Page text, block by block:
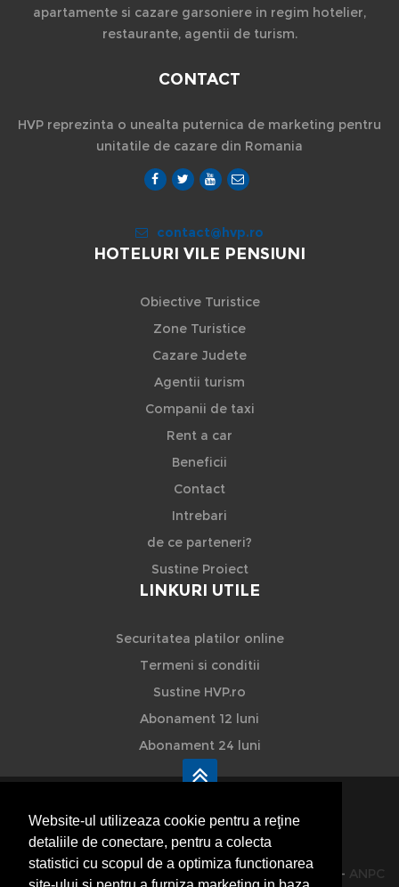
Website-ul utilizeaza cookie pentru a reţine
detaliile de conectare, pentru a colecta
statistici cu scopul de a optimiza functionarea
apartamente si cazare garsoniere in regim hotelier,
restaurante, agentii de turism.
CONTACT
HVP reprezinta o unealta puternica de marketing pentru
unitatile de cazare din Romania
contact@hvp.ro
HOTELURI VILE PENSIUNI
Obiective Turistice
Zone Turistice
Cazare Judete
Agentii turism
Companii de taxi
Rent a car
Beneficii
Contact
Intrebari
de ce parteneri?
Sustine Proiect
LINKURI UTILE
Securitatea platilor online
Termeni si conditii
Sustine HVP.ro
Abonament 12 luni
Abonament 24 luni
HVP - Hoteluri Vile Pensiuni
© 2014-2026 Powered byVilonMedia&TekaBility - ANPC